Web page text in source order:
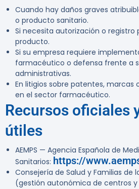
Cuando hay daños graves
o producto sanitario.
Si necesita autorización o registro
producto.
Si su empresa requiere
farmacéutico o defensa frente a
administrativas.
En litigios sobre patentes, marcas
en el sector farmacéutico.
Recursos oficiales
útiles
AEMPS — Agencia Española de
Sanitarios: https://
Consejería de Salud y Familias de
(gestión autonómica de centros